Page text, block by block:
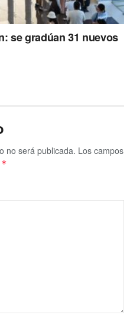
se gradúan 31 nuevos
no será publicada. Los campos
*